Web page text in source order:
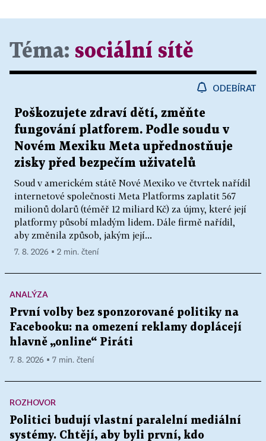
Téma: sociální sítě
ODEBÍRAT
Poškozujete zdraví dětí, změňte
fungování platforem. Podle soudu v
Novém Mexiku Meta upřednostňuje
zisky před bezpečím uživatelů
Soud v americkém státě Nové Mexiko ve čtvrtek nařídil
internetové společnosti Meta Platforms zaplatit 567
milionů dolarů (téměř 12 miliard Kč) za újmy, které její
platformy působí mladým lidem. Dále firmě nařídil,
aby změnila způsob, jakým její...
7. 8. 2026 ▪ 2 min. čtení
ANALÝZA
První volby bez sponzorované politiky na
Facebooku: na omezení reklamy doplácejí
hlavně „online“ Piráti
7. 8. 2026 ▪ 7 min. čtení
ROZHOVOR
Politici budují vlastní paralelní mediální
systémy. Chtějí, aby byli první, kdo